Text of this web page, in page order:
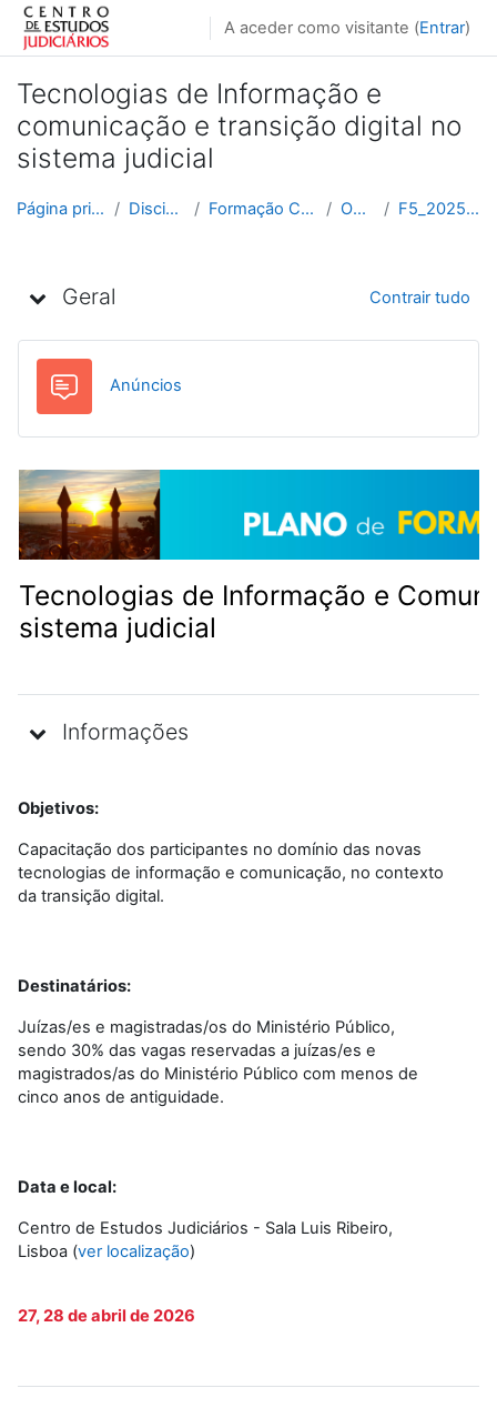
Ir para o conteúdo principal
A aceder como visitante (Entrar)
Tecnologias de Informação e
comunicação e transição digital no
sistema judicial
Página principal Disciplinas Formação Contínua Outras F5_2025_2026
Geral Contrair tudo
Anúncios
Tecnologias de Informação e
sistema judicial
Informações
Objetivos:
Capacitação dos participantes no domínio das novas
tecnologias de informação e comunicação, no contexto
da transição digital.
Destinatários:
Juízas/es e magistradas/os do Ministério Público,
sendo 30% das vagas reservadas a juízas/es e
magistrados/as do Ministério Público com menos de
cinco anos de antiguidade.
Data e local:
Centro de Estudos Judiciários - Sala Luis Ribeiro,
Lisboa (ver localização)
27, 28 de abril de 2026